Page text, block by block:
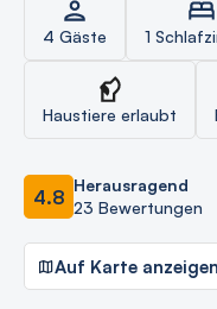
4 Gäste 1
Haustiere erlaubt
4.8 Herausragend
23 Bewertungen
Auf Karte anzeigen